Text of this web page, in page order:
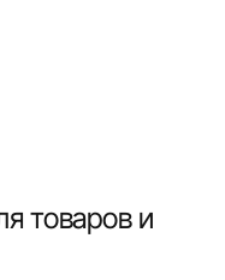
товаров и